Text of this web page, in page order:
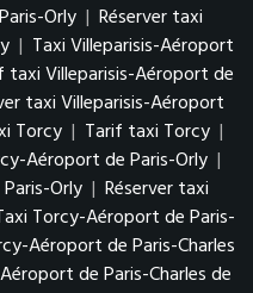
Orly | Réserver taxi
| Taxi Villeparisis-Aéroport
taxi Villeparisis-Aéroport de
taxi Villeparisis-Aéroport
Torcy | Tarif taxi Torcy |
Aéroport de Paris-Orly |
Orly | Réserver taxi
Torcy-Aéroport de Paris-
Aéroport de Paris-Charles
de Paris-Charles de